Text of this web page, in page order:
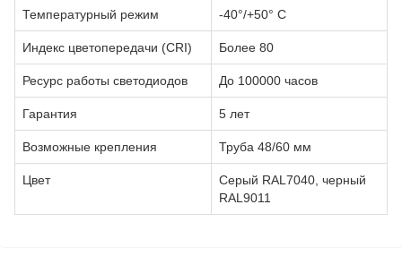
Температурный режим -40°/+50° С
Индекс цветопередачи (CRI) Более 80
Ресурс работы светодиодов До 100000 часов
Гарантия 5 лет
Возможные крепления Труба 48/60 мм
Цвет
Серый RAL7040, черный
RAL9011